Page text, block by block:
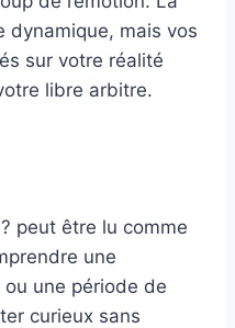
dynamique, mais vos
sur votre réalité
libre arbitre.
peut être lu comme
une
une période de
curieux sans